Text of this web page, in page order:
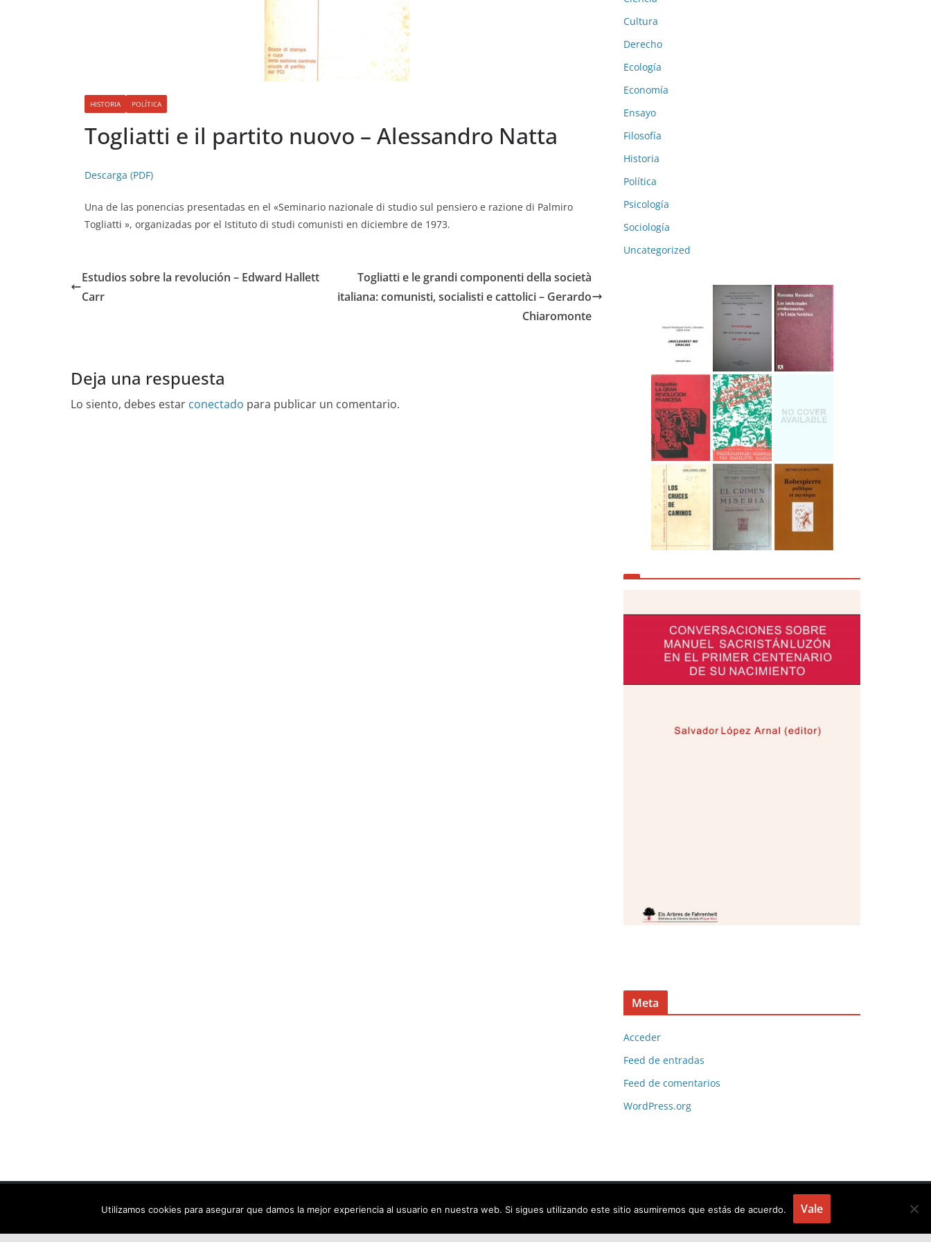
HISTORIA POLÍTICA
Togliatti e il partito nuovo – Alessandro Natta
Descarga (PDF)
Una de las ponencias presentadas en el «Seminario nazionale di studio sul pensiero e razione di Palmiro
Togliatti », organizadas por el Istituto di studi comunisti en diciembre de 1973.
Estudios sobre la revolución – Edward Hallett
Carr
Togliatti e le grandi componenti della società
italiana: comunisti, socialisti e cattolici – Gerardo
Chiaromonte
Deja una respuesta
Lo siento, debes estar conectado para publicar un comentario.
Cultura
Derecho
Ecología
Economía
Ensayo
Filosofía
Historia
Política
Psicología
Sociología
Uncategorized
Meta
Acceder
Feed de entradas
Feed de comentarios
WordPress.org
Copyright © 2026 Els arbres de Fahrenheit: biblioteca virtual
. Todos los derechos reservados.
Utilizamos cookies para asegurar que damos la mejor experiencia al usuario en nuestra web. Si sigues utilizando este sitio asumiremos que estás de acuerdo. Vale